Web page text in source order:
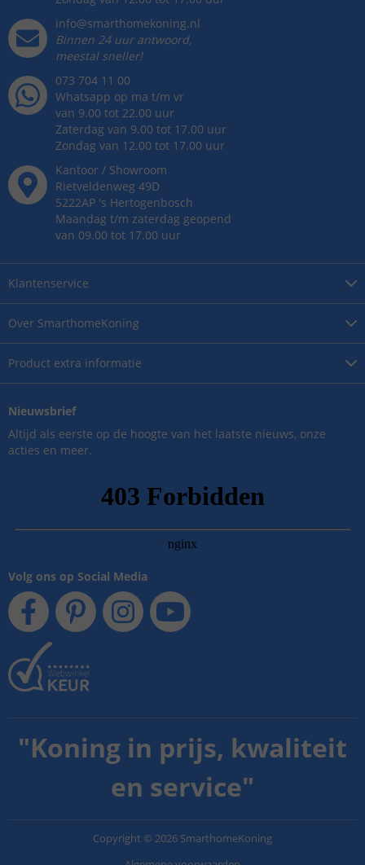
Over SmarthomeKoning
Product extra informatie
Klantenservice
info@smarthomekoning.nl
Binnen 24 uur antwoord,
meestal sneller!
073 704 11 00
Whatsapp op ma t/m vr
van 9.00 tot 22.00 uur
Zaterdag van 9.00 tot 17.00 uur
Zondag van 12.00 tot 17.00 uur
Kantoor / Showroom
Rietveldenweg 49D
5222AP 's Hertogenbosch
Maandag t/m zaterdag geopend
van 09.00 tot 17.00 uur
Nieuwsbrief
Altijd als eerste op de hoogte van het laatste nieuws, onze
acties en meer.
Volg ons op Social Media
"Koning in prijs, kwaliteit
en service"
Copyright © 2026 SmarthomeKoning